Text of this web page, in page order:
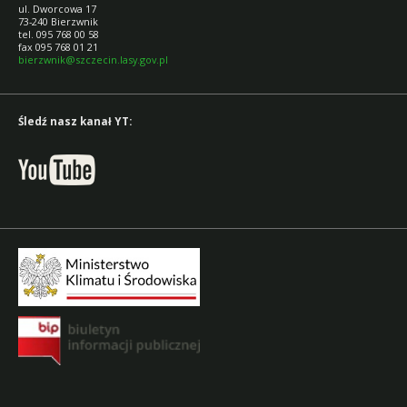
ul. Dworcowa 17
73-240 Bierzwnik
tel. 095 768 00 58
fax 095 768 01 21
bierzwnik@szczecin.lasy.gov.pl
Śledź nasz kanał YT: